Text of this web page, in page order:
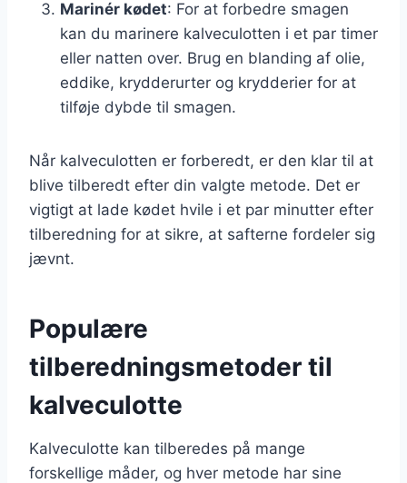
Marinér kødet: For at forbedre smagen
kan du marinere kalveculotten i et par timer
eller natten over. Brug en blanding af olie,
eddike, krydderurter og krydderier for at
tilføje dybde til smagen.
Når kalveculotten er forberedt, er den klar til at
blive tilberedt efter din valgte metode. Det er
vigtigt at lade kødet hvile i et par minutter efter
tilberedning for at sikre, at safterne fordeler sig
jævnt.
Populære
tilberedningsmetoder til
kalveculotte
Kalveculotte kan tilberedes på mange
forskellige måder, og hver metode har sine